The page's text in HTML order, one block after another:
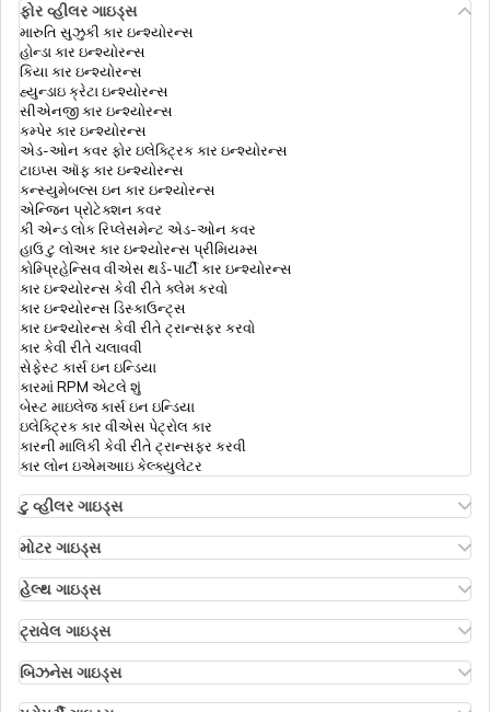
JCB ઈન્સ્યોરન્સ
ઇન્વોઇસ કવર પર પાછા ફરો
ऑटो रिक्षा इन्शुरन्स
કોમર્શિયલ વ્હીકલ ઈન્સ્યોરન્સમાં ઉપભોક્તા
ટેક્ષી ઈન્સ્યોરન્સ
ફોર વ્હીલર ગાઇડ્સ
મારુતિ સુઝુકી કાર ઇન્શ્યોરન્સ
હોન્ડા કાર ઇન્શ્યોરન્સ
કિયા કાર ઇન્શ્યોરન્સ
હ્યુન્ડાઇ ક્રેટા ઇન્શ્યોરન્સ
સીએનજી કાર ઇન્શ્યોરન્સ
કમ્પેર કાર ઇન્શ્યોરન્સ
એડ-ઓન કવર ફોર ઇલેક્ટ્રિક કાર ઇન્શ્યોરન્સ
ટાઇપ્સ ઑફ કાર ઇન્શ્યોરન્સ
કન્સ્યુમેબલ્સ ઇન કાર ઇન્શ્યોરન્સ
એન્જિન પ્રોટેક્શન કવર
કી એન્ડ લોક રિપ્લેસમેન્ટ એડ-ઓન કવર
હાઉ ટુ લોઅર કાર ઇન્શ્યોરન્સ પ્રીમિયમ્સ
કોમ્પ્રિહેન્સિવ વીએસ થર્ડ-પાર્ટી કાર ઇન્શ્યોરન્સ
કાર ઇન્શ્યોરન્સ કેવી રીતે ક્લેમ કરવો
કાર ઇન્શ્યોરન્સ ડિસ્કાઉન્ટ્સ
કાર ઇન્શ્યોરન્સ કેવી રીતે ટ્રાન્સફર કરવો
કાર કેવી રીતે ચલાવવી
સેફેસ્ટ કાર્સ ઇન ઇન્ડિયા
કારમાં RPM એટલે શું
બેસ્ટ માઇલેજ કાર્સ ઇન ઇન્ડિયા
ઇલેક્ટ્રિક કાર વીએસ પેટ્રોલ કાર
કારની માલિકી કેવી રીતે ટ્રાન્સફર કરવી
કાર લોન ઇએમઆઇ કેલ્ક્યુલેટર
ટુ વ્હીલર ગાઇડ્સ
એથર એનર્જી બાઇક ઇન્શ્યોરન્સ
હીરો એચએફ ડિલક્સ ઇન્શ્યોરન્સ
રોયલ એનફિલ્ડ ક્લાસિક ઇન્શ્યોરન્સ
હોન્ડા બાઇક ઇન્શ્યોરન્સ
બાઇક ઇન્શ્યોરન્સ રિન્યુઅલ
બાઇક ઇન્શ્યોરન્સ ફોર થ્રી યર્સ
કોમ્પ્રિહેન્સિવ એન્ડ થર્ડ-પાર્ટી બાઇક ઇન્શ્યોરન્સ
કેશલેસ બાઇક ઇન્શ્યોરન્સ
મોટર ગાઇડ્સ
ટાઇપ્સ ઑફ મોટર ઇન્શ્યોરન્સ
રોડસાઇડ અસિસ્ટન્સ કવર
પી.એ. કવર ઇન મોટર ઇન્શ્યોરન્સ
થર્ડ પાર્ટી ઇન્શ્યોરન્સ કેવી રીતે ક્લેમ કરવો
ઇન્ડિયન મોટર વ્હીકલ એક્ટ 1988
હાઇ સિક્યુરિટી નંબર પ્લેટ
હેલ્થ ગાઇડ્સ
હેલ્થ ઇન્શ્યોરન્સ ફોર એનઆરઆઈ પેરેન્ટ્સ
ઇન્ડિવિજુઅલ હેલ્થ ઇન્શ્યોરન્સ
ડાયાબિટીસ હેલ્થ ઇન્શ્યોરન્સ
ટ્રાવેલ ગાઇડ્સ
ટ્રાવેલ ઇન્શ્યોરન્સ ફોર સિનિયર સિટિઝન્સ
બિઝનેસ ગાઇડ્સ